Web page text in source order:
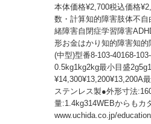
本体価格¥2,700税込価格
数・計算知的障害肢体不
緒障害自閉症学習障害
形お金はかり知的障害知
(中型)型番8-103-40168-
0.5kg1kg2kg最小目盛
¥14,300¥13,200¥13,200A
ステンレス製●外形寸法
量:1.4kg314WEBからもカ
www.uchida.co.jp/